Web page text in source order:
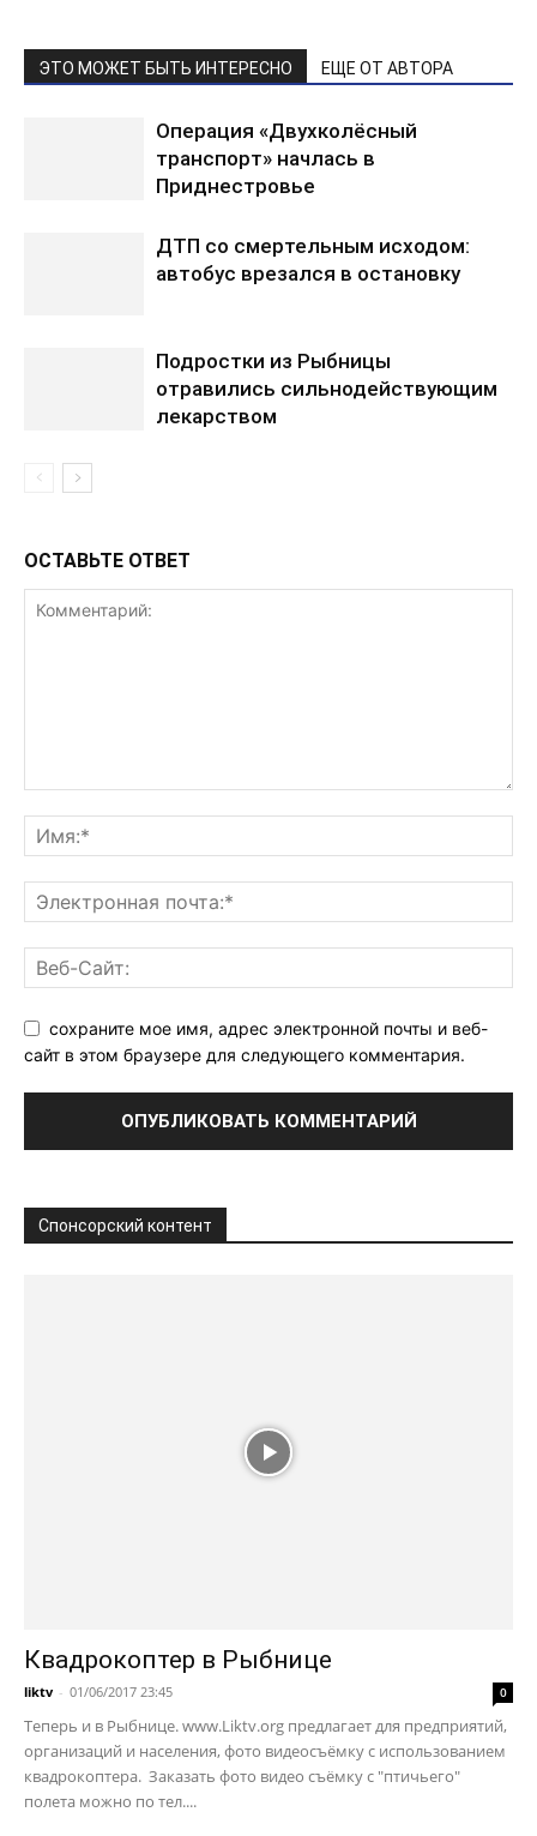
ЭТО МОЖЕТ БЫТЬ ИНТЕРЕСНО ЕЩЕ ОТ АВТОРА
Операция «Двухколёсный
транспорт» начлась в
Приднестровье
ДТП со смертельным исходом:
автобус врезался в остановку
Подростки из Рыбницы
отравились сильнодействующим
лекарством
ОСТАВЬТЕ ОТВЕТ
сохраните мое имя, адрес электронной почты и веб-
сайт в этом браузере для следующего комментария.
Спонсорский контент
Квадрокоптер в Рыбнице
liktv - 01/06/2017 23:45 0
Теперь и в Рыбнице. www.Liktv.org предлагает для предприятий,
организаций и населения, фото видеосъёмку с использованием
квадрокоптера. Заказать фото видео съёмку с "птичьего"
полета можно по тел....